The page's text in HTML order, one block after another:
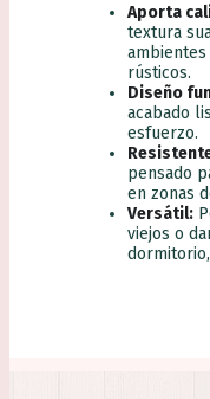
Aporta
textura
ambientes
rústicos.
Diseño
acabado
esfuerzo.
pensado
en zonas
Versátil:
viejos o